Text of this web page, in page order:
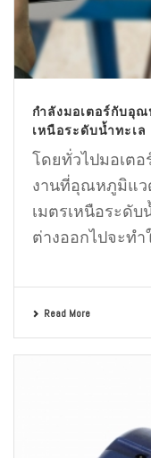
กำลังมอเตอร์กับอุ
เหนือระดับน้ำทะเล
โดยทั่วไปมอเต
งานที่อุณหภูมิแว
เมตรเหนือระดั
ต่างออกไปจะท
Read More